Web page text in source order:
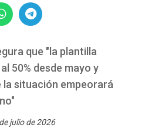
que "la plantilla
50% desde mayo y
la situación empeorará
julio de 2026